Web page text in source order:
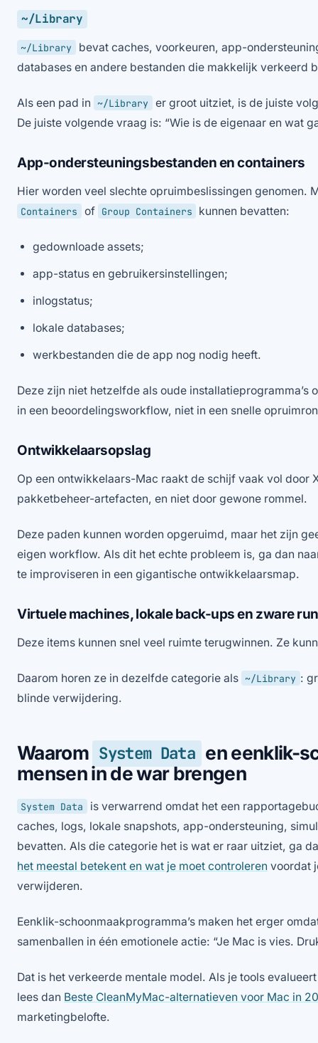
~/Library
~/Library
bevat caches, voorkeuren, app-
databases en andere bestanden die makkelijk verkeerd
Als een pad in ~/Library
er groot uitziet, is de juiste
De juiste volgende vraag is: “Wie is de eigenaar en wat
App-ondersteuningsbestanden en containers
Hier worden veel slechte opruimbeslissingen genomen.
Containers of Group Containers kunnen bevatten:
gedownloade assets;
app-status en gebruikersinstellingen;
inlogstatus;
lokale databases;
werkbestanden die de app nog nodig heeft.
Deze zijn niet hetzelfde als oude installatieprogramma’s
in een beoordelingsworkflow, niet in een snelle
Ontwikkelaarsopslag
Op een ontwikkelaars-Mac raakt de schijf vaak vol door
pakketbeheer-artefacten, en niet door gewone rommel.
Deze paden kunnen worden opgeruimd, maar het zijn
eigen workflow. Als dit het echte probleem is, ga dan
te improviseren in een gigantische ontwikkelaarsmap.
Virtuele machines, lokale back-ups en zware
Deze items kunnen snel veel ruimte terugwinnen. Ze
Daarom horen ze in dezelfde categorie als ~/Library :
blinde verwijdering.
Waarom System Data en eenklik-
mensen in de war brengen
System Data
is verwarrend omdat het een
caches, logs, lokale snapshots, app-ondersteuning,
bevatten. Als die categorie het is wat er raar uitziet, ga
het meestal betekent en wat je moet controleren voordat
verwijderen.
Eenklik-schoonmaakprogramma’s maken het erger
samenballen in één emotionele actie: “Je Mac is vies.
Dat is het verkeerde mentale model. Als je tools
lees dan Beste CleanMyMac-alternatieven voor Mac in
marketingbelofte.